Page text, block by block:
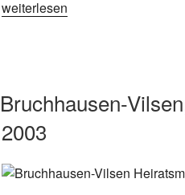
„Greven,
weiterlesen
Bruchhausen-
2003